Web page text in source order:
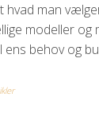
hvad man
modeller
behov og